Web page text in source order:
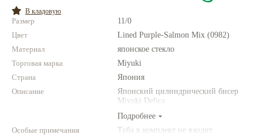
Проволока
Натуральные камни
Каталог
В кладовую
Размер
11/0
Цвет
Lined Purple-Salmon Mix (0982)
Материал
японское стекло
Торговая марка
Miyuki
Страна
Япония
Описание
Японский цилиндрический бисер
Miyuki Delica
Подробнее
Особые примечания
Туба в комплект не входит.